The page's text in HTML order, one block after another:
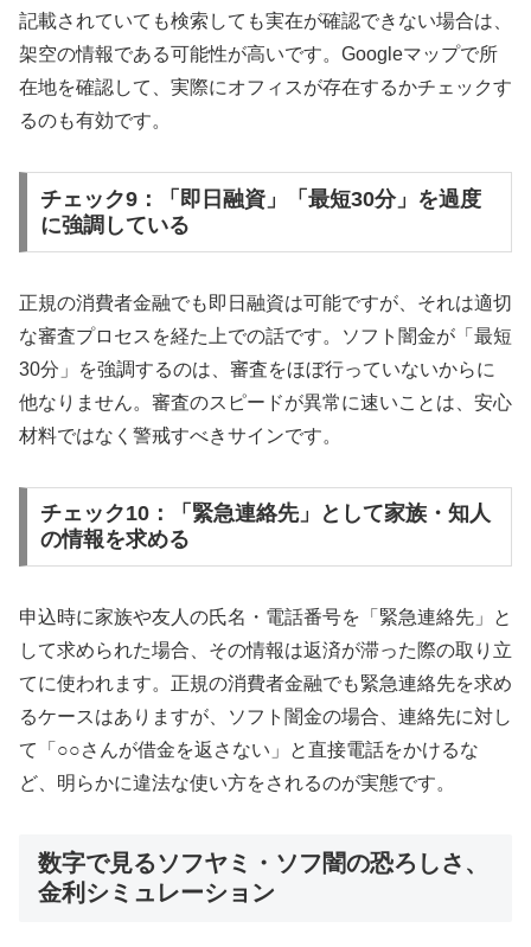
記載されていても検索しても実在が確認できない場合は、
架空の情報である可能性が高いです。Googleマップで所
在地を確認して、実際にオフィスが存在するかチェックす
るのも有効です。
チェック9：「即日融資」「最短30分」を過度
に強調している
正規の消費者金融でも即日融資は可能ですが、それは適切
な審査プロセスを経た上での話です。ソフト闇金が「最短
30分」を強調するのは、審査をほぼ行っていないからに
他なりません。審査のスピードが異常に速いことは、安心
材料ではなく警戒すべきサインです。
チェック10：「緊急連絡先」として家族・知人
の情報を求める
申込時に家族や友人の氏名・電話番号を「緊急連絡先」と
して求められた場合、その情報は返済が滞った際の取り立
てに使われます。正規の消費者金融でも緊急連絡先を求め
るケースはありますが、ソフト闇金の場合、連絡先に対し
て「○○さんが借金を返さない」と直接電話をかけるな
ど、明らかに違法な使い方をされるのが実態です。
数字で見るソフヤミ・ソフ闇の恐ろしさ、
金利シミュレーション